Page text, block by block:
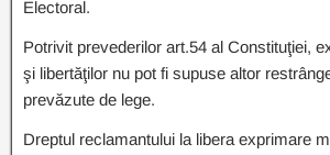
Electoral.
Potrivit prevederilor art.54 al Constituţiei,
şi libertăţilor nu pot fi supuse altor
prevăzute de lege.
Dreptul reclamantului la libera exprimare